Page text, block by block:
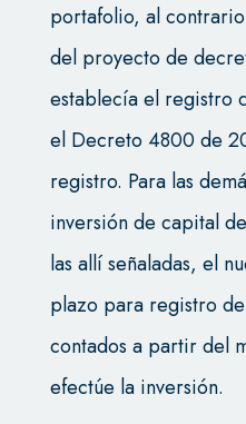
portafolio, al
del proyecto de
establecía el registro
el Decreto 4800 de
registro. Para las
inversión de capital
las allí señaladas, el
plazo para registro
contados a partir del
efectúe la inversión.